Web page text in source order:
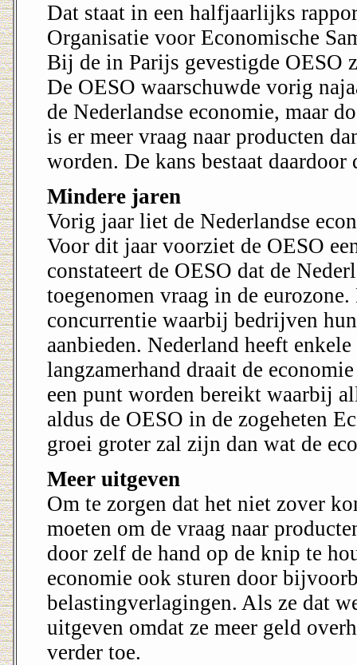
Dat staat in een halfjaarlijks
Organisatie voor Economische
Bij de in Parijs gevestigde OESO
De OESO waarschuwde vorig
de Nederlandse economie, maar
is er meer vraag naar producten
worden. De kans bestaat
Mindere jaren
Vorig jaar liet de Nederlandse
Voor dit jaar voorziet de OESO
constateert de OESO dat de
toegenomen vraag in de
concurrentie waarbij bedrijven
aanbieden. Nederland heeft
langzamerhand draait de
een punt worden bereikt waarbij
aldus de OESO in de zogeheten
groei groter zal zijn dan wat de
Meer uitgeven
Om te zorgen dat het niet zover
moeten om de vraag naar
door zelf de hand op de knip te
economie ook sturen door
belastingverlagingen. Als ze dat
uitgeven omdat ze meer geld
verder toe.